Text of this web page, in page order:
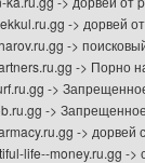
-> дорвей
->
-> Порно
->
->
-> дорвей
life--money.ru.gg ->